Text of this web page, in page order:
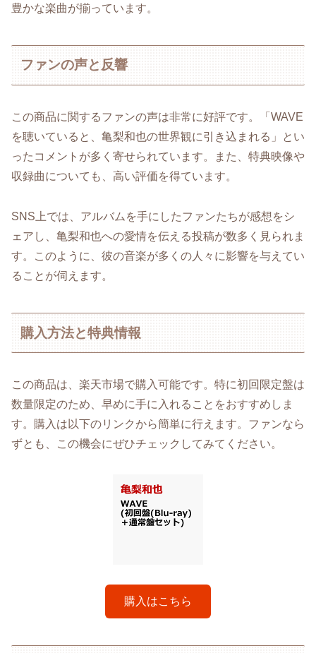
豊かな楽曲が揃っています。
ファンの声と反響
この商品に関するファンの声は非常に好評です。「WAVE
を聴いていると、亀梨和也の世界観に引き込まれる」とい
ったコメントが多く寄せられています。また、特典映像や
収録曲についても、高い評価を得ています。
SNS上では、アルバムを手にしたファンたちが感想をシ
ェアし、亀梨和也への愛情を伝える投稿が数多く見られま
す。このように、彼の音楽が多くの人々に影響を与えてい
ることが伺えます。
購入方法と特典情報
この商品は、楽天市場で購入可能です。特に初回限定盤は
数量限定のため、早めに手に入れることをおすすめしま
す。購入は以下のリンクから簡単に行えます。ファンなら
ずとも、この機会にぜひチェックしてみてください。
購入はこちら